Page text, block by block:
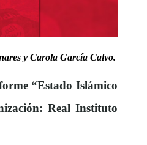
y Carola García Calvo.
“Estado Islámico
Real Instituto